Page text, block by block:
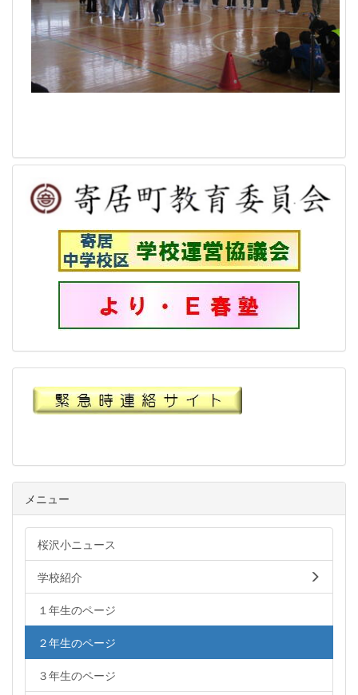
メニュー
桜沢小ニュース
学校紹介
１年生のページ
２年生のページ
３年生のページ